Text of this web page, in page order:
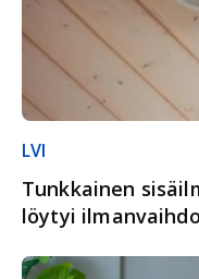
LVI
Tunkkainen
löytyi